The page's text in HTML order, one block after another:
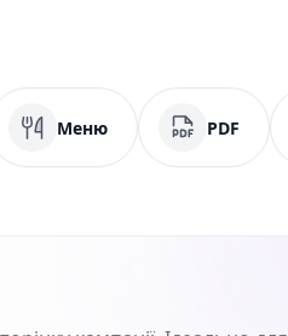
Меню PDF